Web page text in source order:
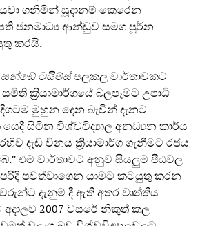
ගනිමින් සූදානම් කෙරෙන
ජනමාධ්‍ය ආන්ඩුව සමග පූර්න
කරයි.
සන්ඩේ ටයිම්ස්පලකල වාර්තාවකට
ක්‍රියාමාර්ගයේ බලපෑමට උපාධි
මුහුන දෙන බැවින් දැනට
සිටින විශ්වවිද්‍යාල අනධ්‍යන කාර්ය
දැඩි විනය ක්‍රියාමාර්ග ගැනීමට රජය
එම වාර්තාවට අනුව සියලුම පීඨවල
පවත්වාගෙන යාමට කටයුතු කරන
දැනුම් දී ඇති අතර වෘත්තීය
අදාලව 2007 වසරේ නිකුත් කල